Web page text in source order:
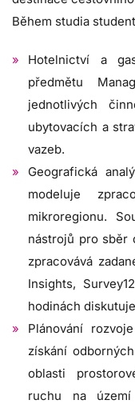
Během studia
Hotelnictví a
předmětu
jednotlivých
ubytovacích a
vazeb.
Geografická
modeluje
mikroregionu.
nástrojů pro sběr
zpracovává
Insights,
hodinách
Plánování
získání
oblasti
ruchu na